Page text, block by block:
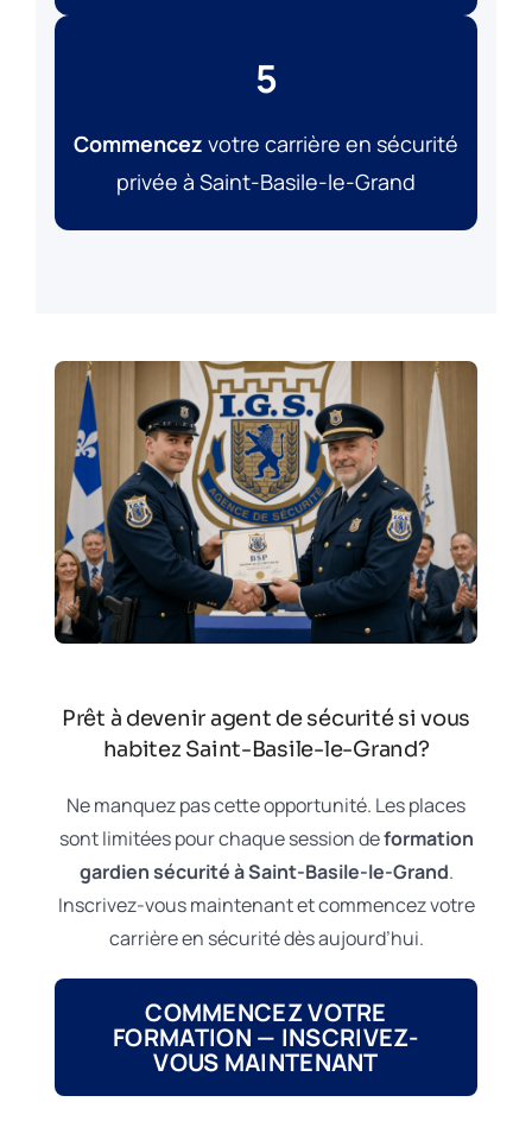
5
Commencez votre carrière en sécurité
privée à Saint-Basile-le-Grand
Prêt à devenir agent de sécurité si vous
habitez Saint-Basile-le-Grand?
Ne manquez pas cette opportunité. Les places
sont limitées pour chaque session deformation
gardien sécurité à Saint-Basile-le-Grand.
Inscrivez-vous maintenant et commencez votre
carrière en sécurité dès aujourd’hui.
COMMENCEZ VOTRE
FORMATION — INSCRIVEZ-
VOUS MAINTENANT